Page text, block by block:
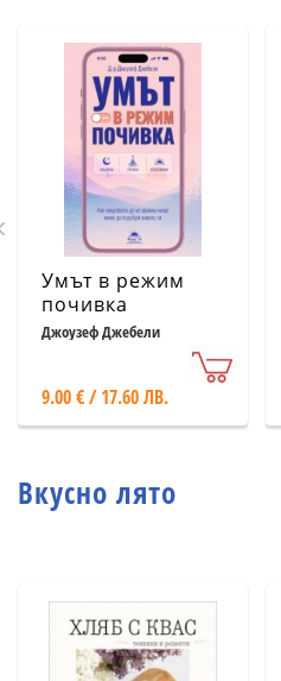
Умът в режим
почивка
Джоузеф Джебели
9.00 € / 17.60 ЛВ.
Вкусно лято